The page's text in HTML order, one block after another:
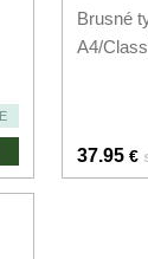
Brusné
A4/
37.95 €